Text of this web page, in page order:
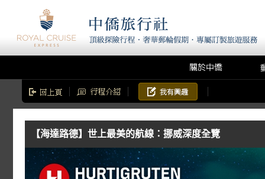
【海達路德】世上最美的航線：挪威深度全覽